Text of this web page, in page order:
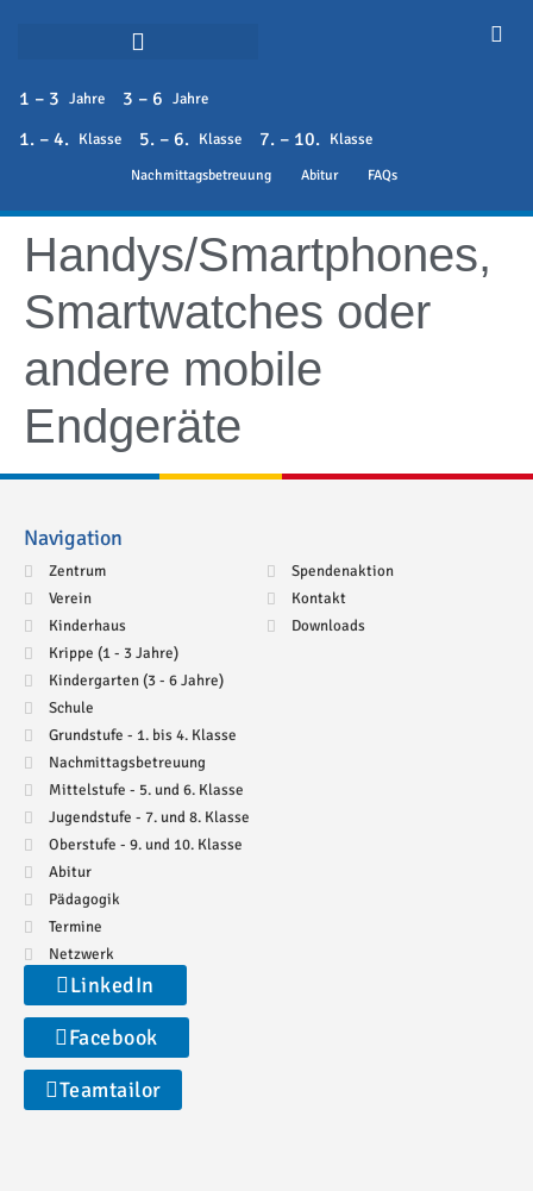
1 – 3 Jahre 3 – 6 Jahre
1. – 4. Klasse 5. – 6. Klasse 7. – 10. Klasse
Nachmittagsbetreuung Abitur FAQs
Handys/Smartphones,
Smartwatches oder
andere mobile
Endgeräte
Navigation
Zentrum
Verein
Kinderhaus
Krippe (1 - 3 Jahre)
Kindergarten (3 - 6 Jahre)
Schule
Grundstufe - 1. bis 4. Klasse
Nachmittagsbetreuung
Mittelstufe - 5. und 6. Klasse
Jugendstufe - 7. und 8. Klasse
Oberstufe - 9. und 10. Klasse
Abitur
Pädagogik
Termine
Netzwerk
Spendenaktion
Kontakt
Downloads
LinkedIn
Facebook
Teamtailor